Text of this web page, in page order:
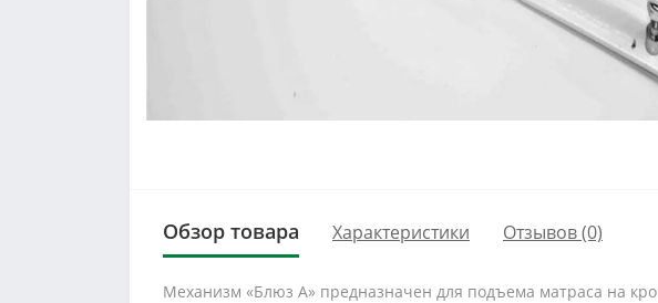
Обзор товара Характеристики Отзывов (0)
Механизм «Блюз А» предназначен для подъема матраса на